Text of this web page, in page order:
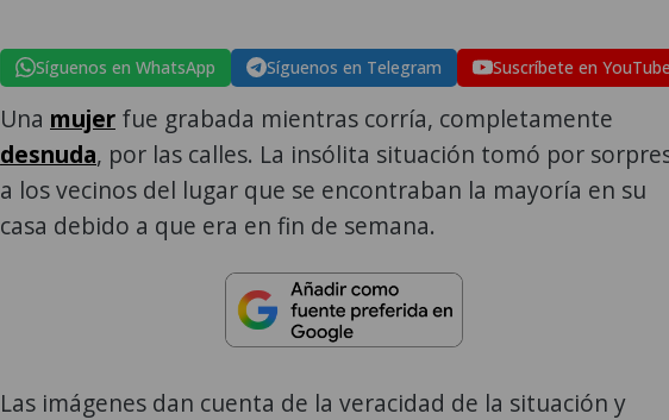
Síguenos en WhatsApp Síguenos en Telegram Suscríbete en
Una mujer fue grabada mientras corría, completamente
desnuda, por las calles. La insólita situación tomó por
a los vecinos del lugar que se encontraban la mayoría en su
casa debido a que era en fin de semana.
Las imágenes dan cuenta de la veracidad de la situación y